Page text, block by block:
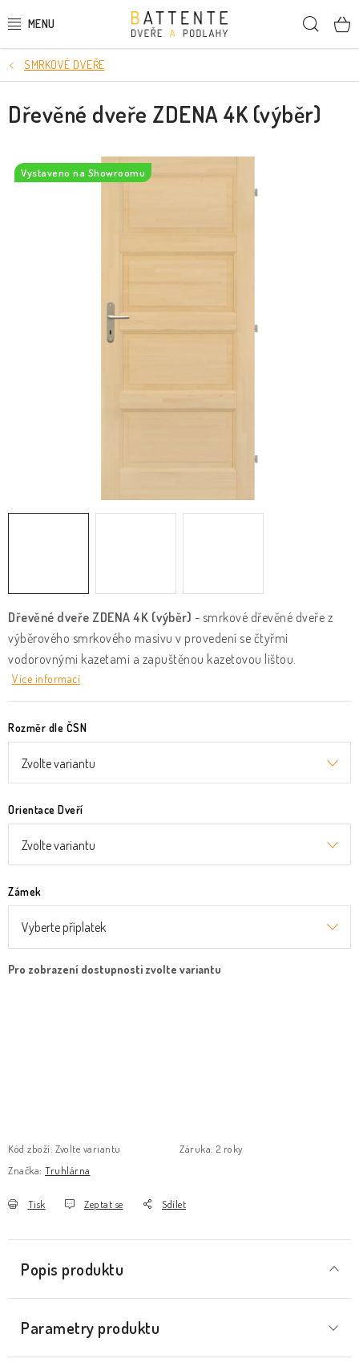
na
DVEŘE
SMRKOVÉ DVEŘE
STAVEBNÍ POUZDRA
Kontakty O nás
Proč s námi
SMRKOVÉ DVEŘE
Dřevěné dveře ZDENA 4K (výběr) - smrkové dřevěné dveře z
výběrového smrkového masivu v provedení se čtyřmi
vodorovnými kazetami a zapuštěnou kazetovou lištou.
Více informací
Rozměr dle ČSN
Orientace Dveří
Zámek
Kód zboží: Zvolte variantu Záruka: 2 roky
Značka: Truhlárna
Tisk Zeptat se Sdílet
Dřevěné dveře ZDENA 4K (výběr)
Vystaveno na Showroomu
Popis produktu
Parametry produktu